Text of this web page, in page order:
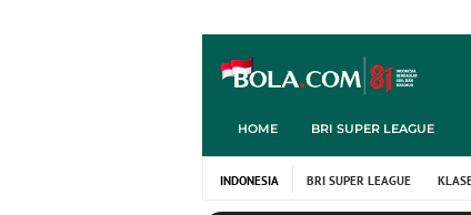
HOME BRI SUPER LEAGUE
INDONESIA BRI SUPER LEAGUE